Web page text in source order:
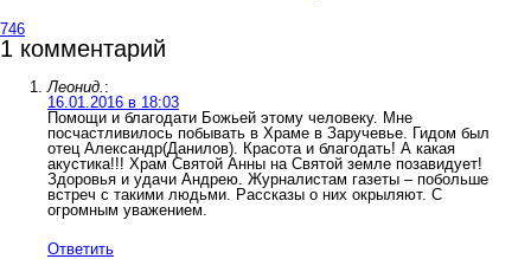
746
1 комментарий
Леонид. :
16.01.2016 в 18:03
Помощи и благодати Божьей этому человеку. Мне
посчастливилось побывать в Храме в Заручевье. Гидом был
отец Александр(Данилов). Красота и благодать! А какая
акустика!!! Храм Святой Анны на Святой земле позавидует!
Здоровья и удачи Андрею. Журналистам газеты – побольше
встреч с такими людьми. Рассказы о них окрыляют. С
огромным уважением.
Ответить